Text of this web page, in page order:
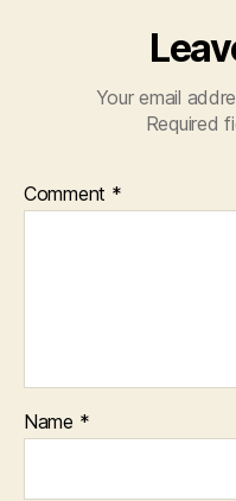
Your email
Required
Comment *
Name *